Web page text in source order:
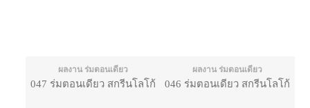
ผลงาน ร่มตอนเดียว
047 ร่มตอนเดียว สกรีนโลโก้
ผลงาน ร่มตอนเดียว
046 ร่มตอนเดียว สกรีนโลโก้